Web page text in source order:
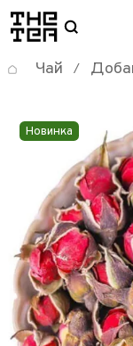
логотип
Чай /
Новинка